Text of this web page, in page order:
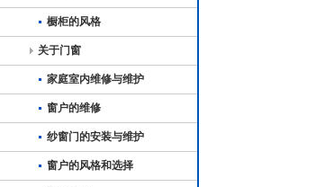
橱柜的风格
关于门窗
家庭室内维修与维护
窗户的维修
纱窗门的安装与维护
窗户的风格和选择